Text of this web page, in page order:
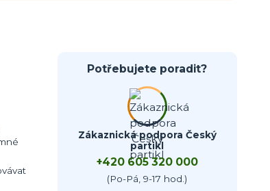
Potřebujete poradit?
Zákaznická podpora Český
partikl
+420 605 320 000
(Po-Pá, 9-17 hod.)